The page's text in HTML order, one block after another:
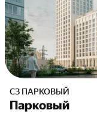
СЗ ПАРКОВЫЙ
Парковый